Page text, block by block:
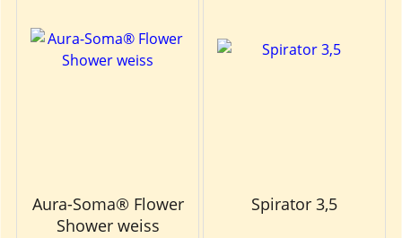
Aura-Soma® Flower
Shower weiss
Spirator 3,5